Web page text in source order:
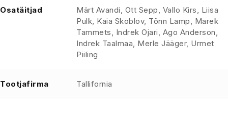
Osatäitjad
Märt Avandi, Ott Sepp, Vallo Kirs, Liisa
Pulk, Kaia Skoblov, Tõnn Lamp, Marek
Tammets, Indrek Ojari, Ago Anderson,
Indrek Taalmaa, Merle Jääger, Urmet
Piiling
Tootjafirma Tallifornia